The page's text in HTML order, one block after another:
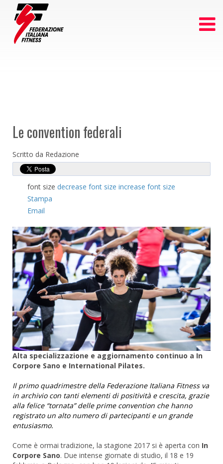
Le convention federali
Scritto da Redazione
font size decrease font size increase font size
Stampa
Email
Alta specializzazione e aggiornamento continuo a In
Corpore Sano e International Pilates.
Il primo quadrimestre della Federazione Italiana Fitness va
in archivio con tanti elementi di positività e crescita, grazie
alla felice “tornata” delle prime convention che hanno
registrato un alto numero di partecipanti e un grande
entusiasmo.
Come è ormai tradizione, la stagione 2017 si è aperta con In
Corpore Sano. Due intense giornate di studio, il 18 e 19